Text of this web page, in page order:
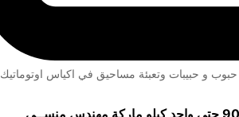
حبوب و حبيبات وتعبئة مساحيق في اكياس اوتوماتيك